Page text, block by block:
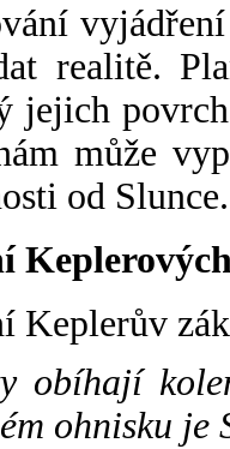
realitě.
jejich
může
od Slunce.
Keplerův
obíhají
ohnisku je